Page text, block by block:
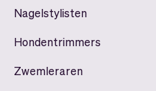
Nagelstylisten
Hondentrimmers
Zwemleraren